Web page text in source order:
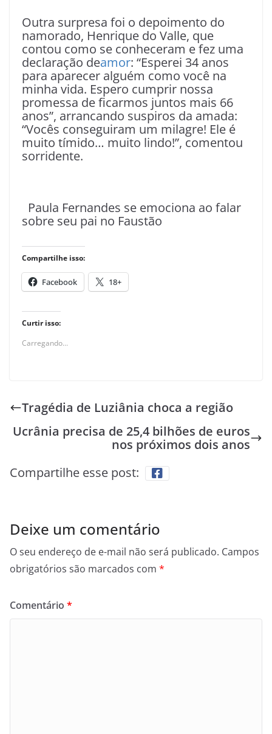
Outra surpresa foi o depoimento do
namorado, Henrique do Valle, que
contou como se conheceram e fez uma
declaração deamor: “Esperei 34 anos
para aparecer alguém como você na
minha vida. Espero cumprir nossa
promessa de ficarmos juntos mais 66
anos”, arrancando suspiros da amada:
“Vocês conseguiram um milagre! Ele é
muito tímido… muito lindo!”, comentou
sorridente.
Paula Fernandes se emociona ao falar
sobre seu pai no Faustão
Compartilhe isso:
Facebook 18+
Curtir isso:
Carregando...
Tragédia de Luziânia choca a região
Ucrânia precisa de 25,4 bilhões de euros
nos próximos dois anos
Compartilhe esse post:
Deixe um comentário
O seu endereço de e-mail não será publicado. Campos
obrigatórios são marcados com *
Comentário *